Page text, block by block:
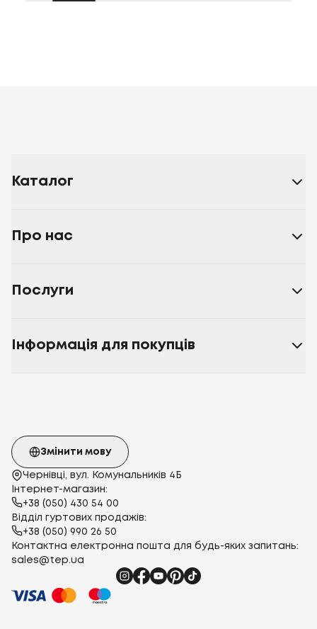
Каталог
Про нас
Послуги
Інформація для покупців
Чернівці, вул. Комунальників 4Б
Інтернет-магазин:
+38 (050) 430 54 00
Відділ гуртових продажів:
+38 (050) 990 26 50
Контактна електронна пошта для будь-яких запитань:
sales@tep.ua
Змінити мову